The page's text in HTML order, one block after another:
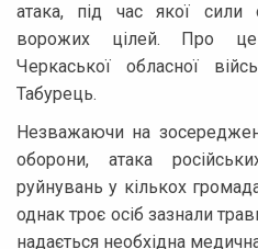
атака, під час якої
ворожих цілей. Про це
Черкаської обласної
Табурець.
Незважаючи на
оборони, атака
руйнувань у кількох
однак троє осіб зазнали
надається необхідна